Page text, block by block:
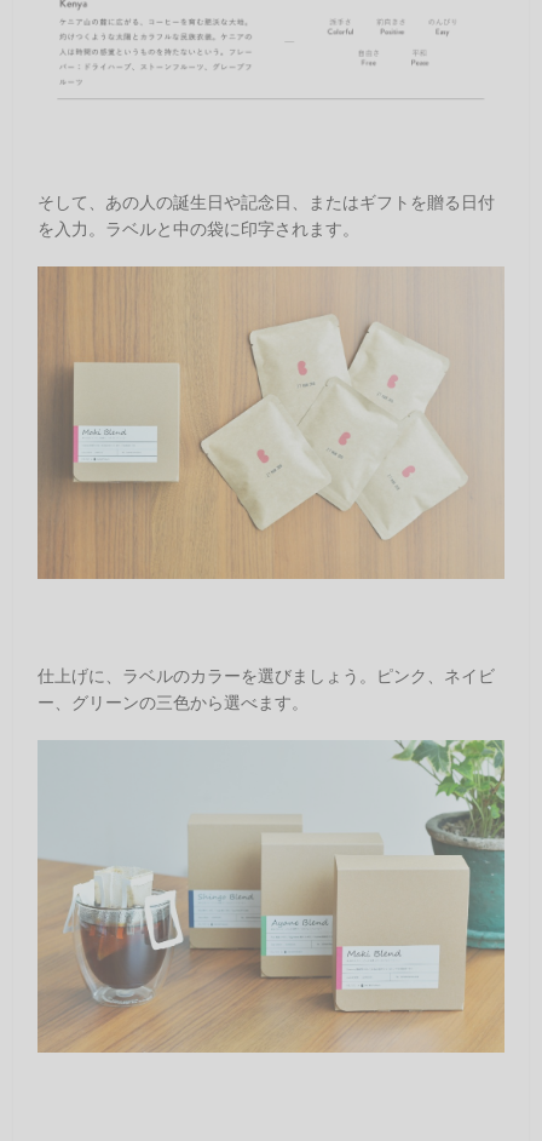
そして、あの人の誕生日や記念日、またはギフトを贈る日付
を入力。ラベルと中の袋に印字されます。
仕上げに、ラベルのカラーを選びましょう。ピンク、ネイビ
ー、グリーンの三色から選べます。